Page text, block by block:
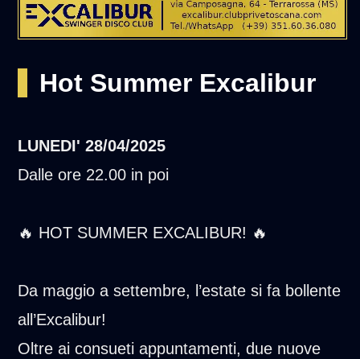
Hot Summer Excalibur
LUNEDI' 28/04/2025
Dalle ore 22.00 in poi
🔥 HOT SUMMER EXCALIBUR! 🔥
Da maggio a settembre, l’estate si fa bollente
all’Excalibur!
Oltre ai consueti appuntamenti, due nuove